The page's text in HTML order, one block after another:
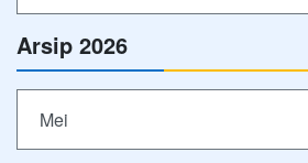
Arsip 2026
Mei